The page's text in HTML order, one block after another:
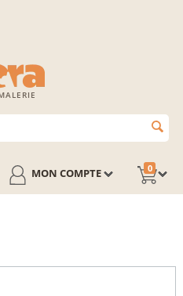
0
MON COMPTE